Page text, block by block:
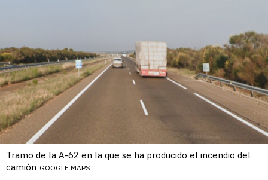
Tramo de la A-62 en la que se ha producido el incendio del
camión GOOGLE MAPS